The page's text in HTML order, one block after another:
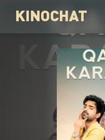
KINOCHAT
Авторизация